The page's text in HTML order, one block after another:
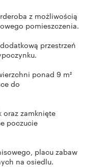
z możliwością
pomieszczenia.
przestrzeń
ponad 9 m²
do
oraz zamknięte
poczucie
placu zabaw
na osiedlu.